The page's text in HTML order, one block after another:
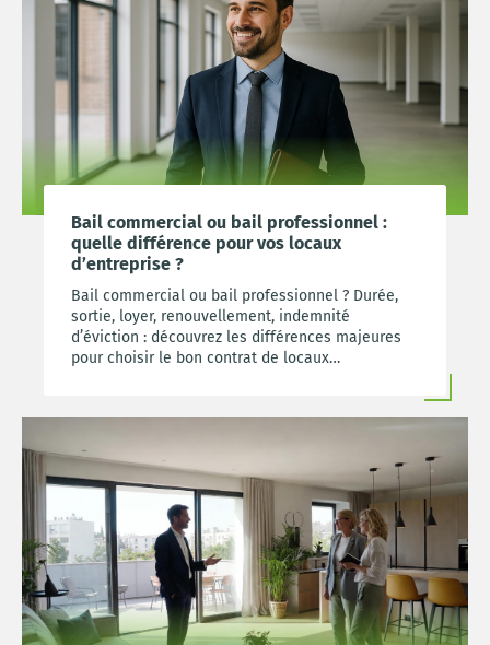
Bail commercial ou bail professionnel :
quelle différence pour vos locaux
d’entreprise ?
Bail commercial ou bail professionnel ? Durée,
sortie, loyer, renouvellement, indemnité
d’éviction : découvrez les différences majeures
pour choisir le bon contrat de locaux